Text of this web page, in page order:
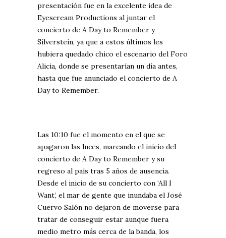
presentación fue en la excelente idea de
Eyescream Productions al juntar el
concierto de A Day to Remember y
Silverstein, ya que a estos últimos les
hubiera quedado chico el escenario del Foro
Alicia, donde se presentarían un día antes,
hasta que fue anunciado el concierto de A
Day to Remember.
Las 10:10 fue el momento en el que se
apagaron las luces, marcando el inicio del
concierto de A Day to Remember y su
regreso al país tras 5 años de ausencia.
Desde el inicio de su concierto con ‘All I
Want’, el mar de gente que inundaba el José
Cuervo Salón no dejaron de moverse para
tratar de conseguir estar aunque fuera
medio metro más cerca de la banda, los